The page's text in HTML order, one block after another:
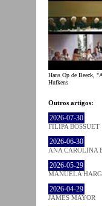
Hans Op de Beeck,
Hufkens
Outros artigos:
2026-07-30
FILIPA BOSSUET
2026-06-30
ANA CAROLINA
2026-05-29
MANUELA
2026-04-29
JAMES MAYOR